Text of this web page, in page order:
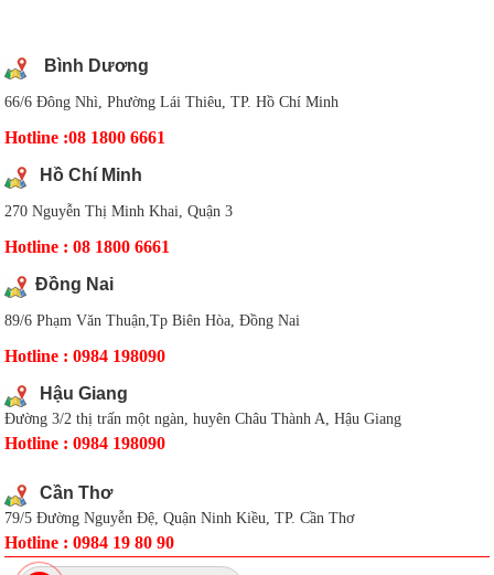
Bình Dương
66/6 Đông Nhì, Phường Lái Thiêu, TP. Hồ Chí Minh
Hotline :08 1800 6661
Hồ Chí Minh
270 Nguyễn Thị Minh Khai, Quận 3
Hotline : 08 1800 6661
Đồng Nai
89/6 Phạm Văn Thuận,Tp Biên Hòa, Đồng Nai
Hotline : 0984 198090
Hậu Giang
Đường 3/2 thị trấn một ngàn, huyên Châu Thành A, Hậu Giang
Hotline : 0984 198090
Cần Thơ
79/5 Đường Nguyễn Đệ, Quận Ninh Kiều, TP. Cần Thơ
Hotline : 0984 19 80 90